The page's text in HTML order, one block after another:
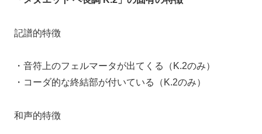
記譜的特徴
・ 音符上のフェルマータが出てくる（K.2のみ）
・ コーダ的な終結部が付いている（K.2のみ）
和声的特徴